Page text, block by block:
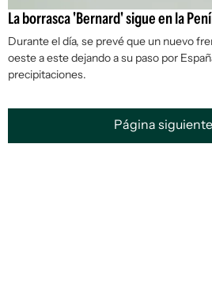
La borrasca 'Bernard' sigue en la
Durante el día, se prevé que un nuevo
oeste a este dejando a su paso por
precipitaciones.
Página siguiente